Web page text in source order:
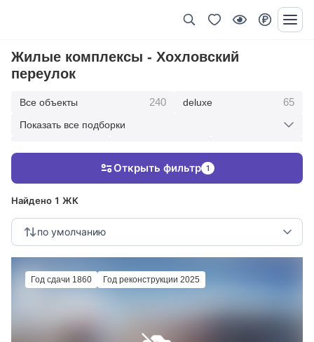
Жилые комплексы - Хохловский
переулок
Все объекты 240 deluxe 65
123 клубные дома
Показать все подборки
Найдено 1 ЖК
по умолчанию
Открыть фильтр 1
Год сдачи 1860 Год реконструкции 2025